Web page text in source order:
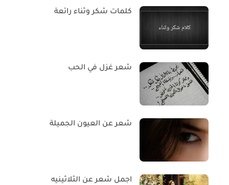
كلمات شكر وثناء رائعة
شعر غزل في الحب
شعر عن العيون الجميلة
اجمل شعر عن الثلاثينيه